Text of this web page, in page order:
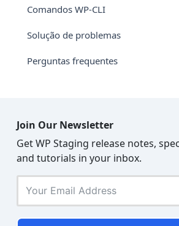
Comandos WP-CLI
Solução de problemas
Perguntas frequentes
Join Our Newsletter
Get WP Staging release notes,
and tutorials in your inbox.